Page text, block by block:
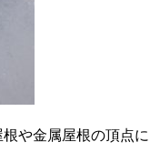
や金属屋根の頂点に